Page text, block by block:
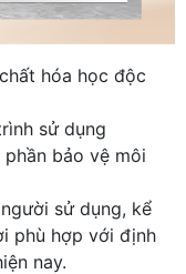
hóa học độc
sử dụng
bảo vệ môi
sử dụng, kể
phù hợp với định
nay.